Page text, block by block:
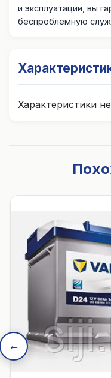
и эксплуатации, вы
беспроблемную
Характеристики
←